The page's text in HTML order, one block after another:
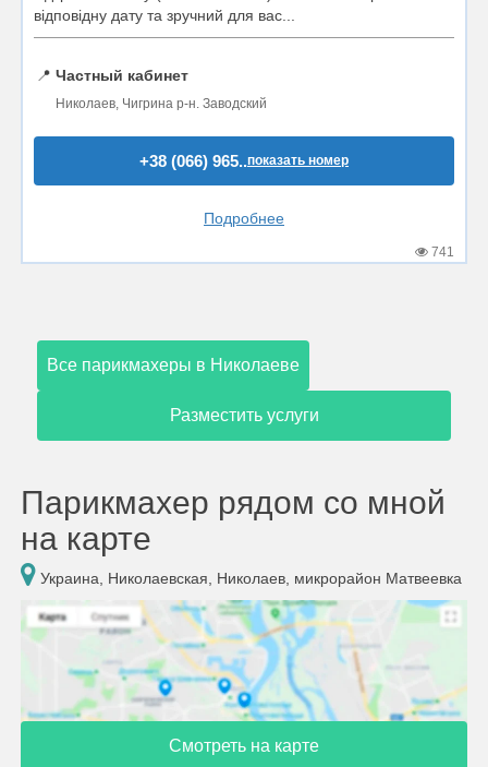
відповідну дату та зручний для вас...
📍 Частный кабинет
Николаев, Чигрина р-н. Заводский
+38 (066) 965..показать номер
Подробнее
741
Все парикмахеры в Николаеве
Разместить услуги
Парикмахер рядом со мной
на карте
Украина, Николаевская, Николаев, микрорайон Матвеевка
Смотреть на карте